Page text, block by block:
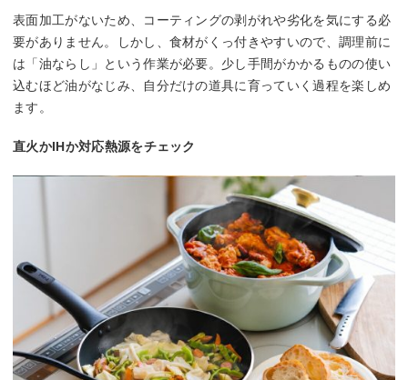
表面加工がないため、コーティングの剥がれや劣化を気にする必
要がありません。しかし、食材がくっ付きやすいので、調理前に
は「油ならし」という作業が必要。少し手間がかかるものの使い
込むほど油がなじみ、自分だけの道具に育っていく過程を楽しめ
ます。
直火かIHか対応熱源をチェック